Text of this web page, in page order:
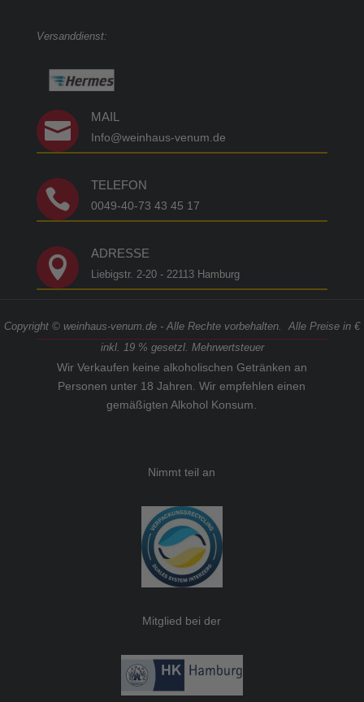
Versanddienst:

MAIL
Info@weinhaus-venum.de

TELEFON
0049-40-73 43 45 17

ADRESSE
Liebigstr. 2-20 - 22113 Hamburg
Copyright © weinhaus-venum.de - Alle Rechte vorbehalten. Alle Preise in €
inkl. 19 % gesetzl. Mehrwertsteuer
Wir Verkaufen keine alkoholischen Getränken an
Personen unter 18 Jahren. Wir empfehlen einen
gemäßigten Alkohol Konsum.
Nimmt teil an
Mitglied bei der